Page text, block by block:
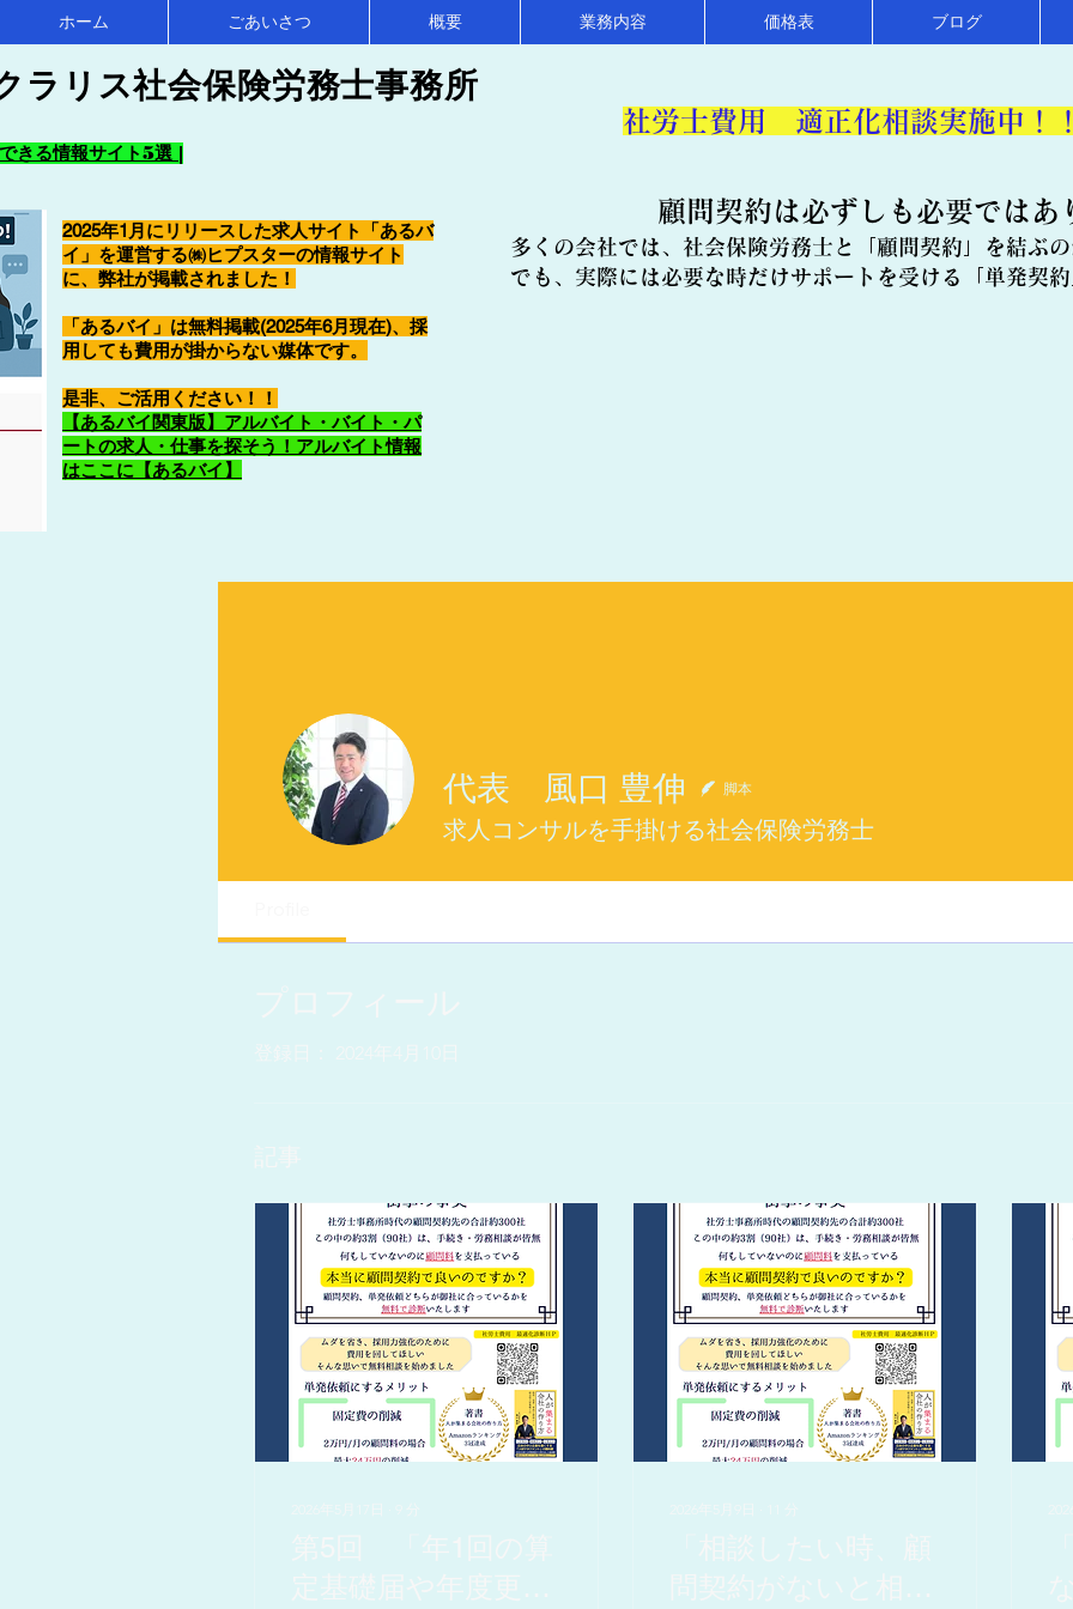
ラリス社会保険労務士事務所
​社労士費用 適正化相談実施中！！
顧問契約は必ずしも必要ではあ
多くの会社では、社会保険労務士と「顧問契約」を結ぶ
でも、実際には必要な時だけサポートを受ける「単発契
きる情報サイト5選 |
2025年1月にリリースした求人サイト「あるバ
イ」を運営する㈱ヒプスターの情報サイト
に、弊社が掲載されました！
「あるバイ」は無料掲載(2025年6月現在)、採
用しても費用が掛からない媒体です。
​是非、ご活用ください！！
【あるバイ関東版】アルバイト・バイト・パ
ートの求人・仕事を探そう！アルバイト情報
はここに【あるバイ】
ホーム ごあいさつ 概要 業務内容 価格表 ブログ
代表 風口 豊伸 脚本
求人コンサルを手掛ける社会保険労務士
プロフィール
登録日： 2024年4月10日
記事
第5回 「年1回の算
定基礎届や年度更
「相談したい時、顧
問契約がないと相談